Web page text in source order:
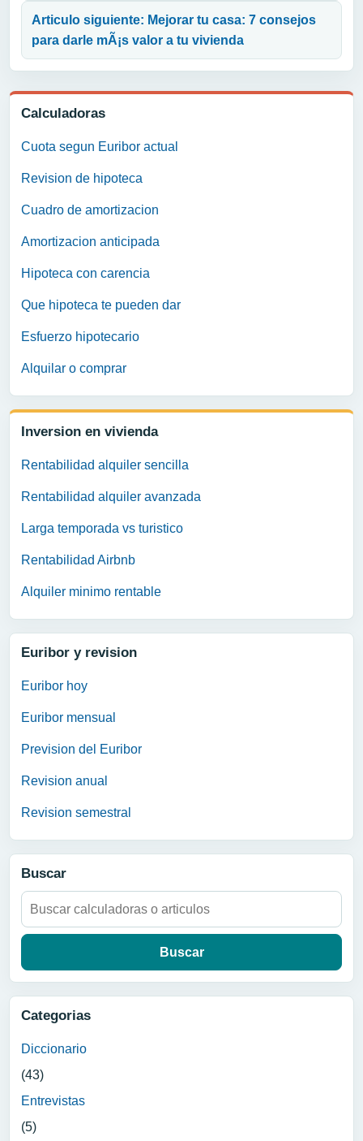
Calculadoras
Cuota segun Euribor actual
Revision de hipoteca
Cuadro de amortizacion
Amortizacion anticipada
Hipoteca con carencia
Que hipoteca te pueden dar
Esfuerzo hipotecario
Alquilar o comprar
Inversion en vivienda
Rentabilidad alquiler sencilla
Rentabilidad alquiler avanzada
Larga temporada vs turistico
Rentabilidad Airbnb
Alquiler minimo rentable
Euribor y revision
Euribor hoy
Euribor mensual
Prevision del Euribor
Revision anual
Revision semestral
Buscar
Buscar:
Categorias
Diccionario
(43)
Entrevistas
(5)
Articulo siguiente: Mejorar tu casa: 7 consejos
para darle mÃ¡s valor a tu vivienda